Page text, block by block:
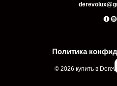
Политика
© 2026 купить в